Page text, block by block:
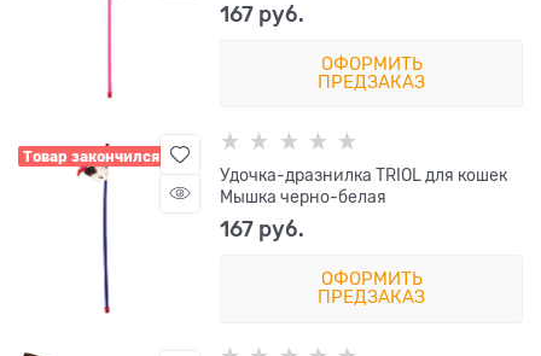
167 руб.
ОФОРМИТЬ
ПРЕДЗАКАЗ
Товар закончился
Удочка-дразнилка TRIOL для кошек
Мышка черно-белая
167 руб.
ОФОРМИТЬ
ПРЕДЗАКАЗ